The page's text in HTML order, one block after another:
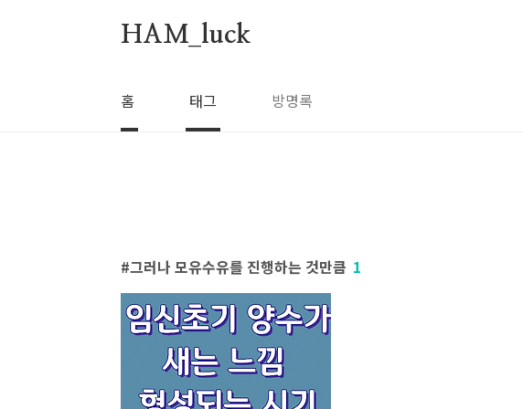
HAM_luck
홈 태그 방명록
그러나 모유수유를 진행하는 것만큼 1